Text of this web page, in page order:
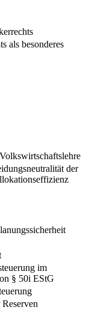
als besonderes
der
im
§ 50i EStG